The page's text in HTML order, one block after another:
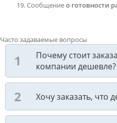
Сообщениео готовности
Часто задаваемые вопросы
Почему стоит
компании дешевле?
Хочу заказать, что